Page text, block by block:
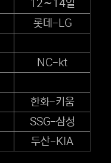
12∼14일
롯데-LG
NC-kt
한화-키움
SSG-삼성
두산-KIA